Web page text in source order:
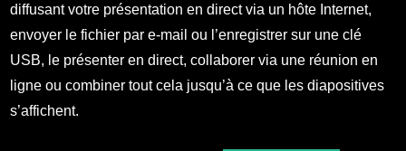
diffusant votre présentation en direct via un hôte Internet,
envoyer le fichier par e-mail ou l’enregistrer sur une clé
USB, le présenter en direct, collaborer via une réunion en
ligne ou combiner tout cela jusqu’à ce que les diapositives
s’affichent.